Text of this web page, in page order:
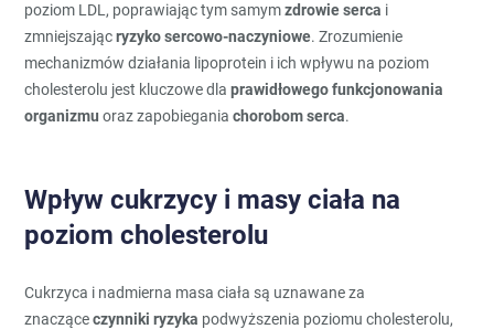
poziom LDL, poprawiając tym samymzdrowie serca i
zmniejszającryzyko sercowo-naczyniowe. Zrozumienie
mechanizmów działania lipoprotein i ich wpływu na poziom
cholesterolu jest kluczowe dlaprawidłowego funkcjonowania
organizmu oraz zapobieganiachorobom serca.
Wpływ cukrzycy i masy ciała na
poziom cholesterolu
Cukrzyca i nadmierna masa ciała są uznawane za
znacząceczynniki ryzyka podwyższenia poziomu cholesterolu,